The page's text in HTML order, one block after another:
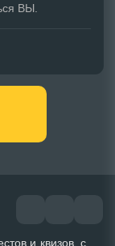
ВЫ.
и квизов, с